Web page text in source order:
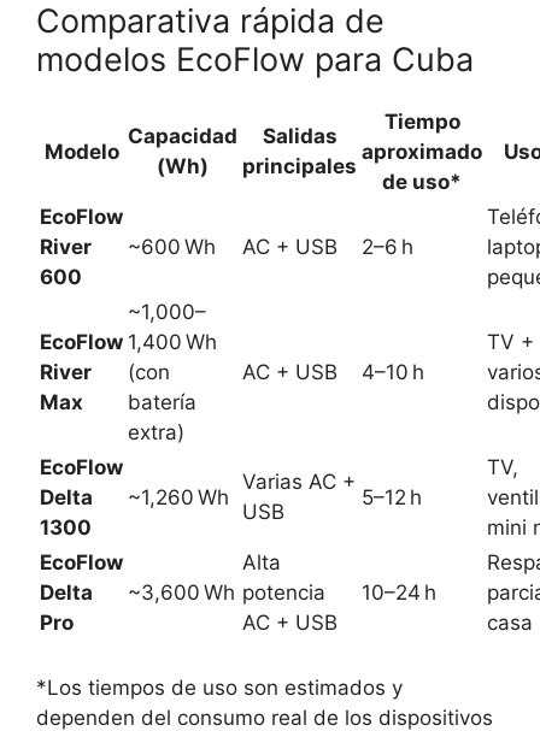
Comparativa rápida de
modelos EcoFlow para Cuba
Modelo
Capacidad
(Wh)
Salidas
principales
Tiempo
aproximado
de uso*
EcoFlow
River
600
~600 Wh AC + USB 2–6 h
EcoFlow
River
Max
~1,000–
1,400 Wh
(con
batería
extra)
AC + USB 4–10 h
TV +
EcoFlow
Delta
1300
~1,260 Wh
Varias AC +
USB
5–12 h
TV,
mini
EcoFlow
Delta
Pro
~3,600 Wh
Alta
potencia
AC + USB
10–24 h
casa
*Los tiempos de uso son estimados y
dependen del consumo real de los dispositivos